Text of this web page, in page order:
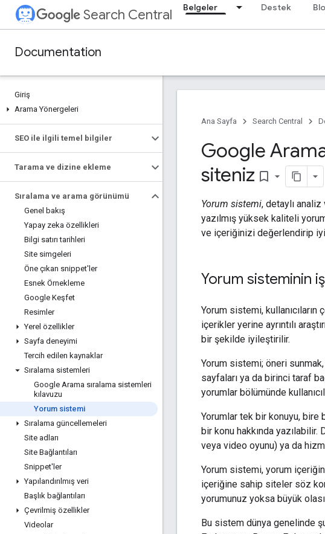
Search Central Belgeler Destek
Documentation
Giriş
Arama Yönergeleri
SEO ile ilgili temel bilgiler
Tarama ve dizine ekleme
Sıralama ve arama görünümü
Genel bakış
Yapay zeka özellikleri
Bilgi satırı tarihleri
Site simgeleri
Öne çıkan snippet'ler
Esnek Örnekleme
Google Keşfet
Resimler
Yerel özellikler
Sayfa deneyimi
Tercih edilen kaynaklar
Sıralama sistemleri
Google Arama sıralama sistemleri
kılavuzu
Yorum sistemi
Sıralama güncellemeleri
Site adları
Site Bağlantıları
Snippet'ler
Yapılandırılmış veri
Başlık bağlantıları
Çevrilmiş özellikler
Videolar
Ana Sayfa Search Central
Google
siteniz bookmark_border
Yorum sistemi, detaylı analiz
yazılmış yüksek kaliteli
ve içeriğinizi değerlendirip
Yorum sisteminin
Yorum sistemi,
içerikler yerine ayrıntılı
bir şekilde iyileştirilir.
Yorum sistemi; öneri
sayfaları ya da birinci taraf
yorumlar bölümünde
Yorumlar tek bir konuyu, bire
bir konu hakkında
veya video oyunu) ya da
Yorum sistemi, yorum
içeriğine sahip siteler söz
yorumunuz yoksa büyük
Bu sistem dünya genelinde